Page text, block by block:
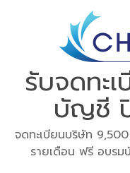
รับจดทะ
บัญชี
จดทะเบียนบริษัท
รายเดือน ฟรี อบรม